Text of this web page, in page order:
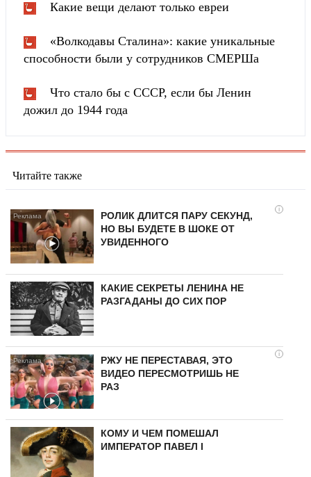
Какие вещи делают только евреи
«Волкодавы Сталина»: какие уникальные
способности были у сотрудников СМЕРШа
Что стало бы с СССР, если бы Ленин
дожил до 1944 года
Читайте также
i
РОЛИК ДЛИТСЯ ПАРУ СЕКУНД,
НО ВЫ БУДЕТЕ В ШОКЕ ОТ
УВИДЕННОГО
КАКИЕ СЕКРЕТЫ ЛЕНИНА НЕ
РАЗГАДАНЫ ДО СИХ ПОР
i
РЖУ НЕ ПЕРЕСТАВАЯ, ЭТО
ВИДЕО ПЕРЕСМОТРИШЬ НЕ
РАЗ
КОМУ И ЧЕМ ПОМЕШАЛ
ИМПЕРАТОР ПАВЕЛ I